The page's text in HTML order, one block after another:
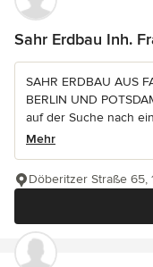
Sahr Erdbau Inh.
SAHR ERDBAU AUS
BERLIN UND
auf der Suche nach
Mehr
Döberitzer Straße 65,